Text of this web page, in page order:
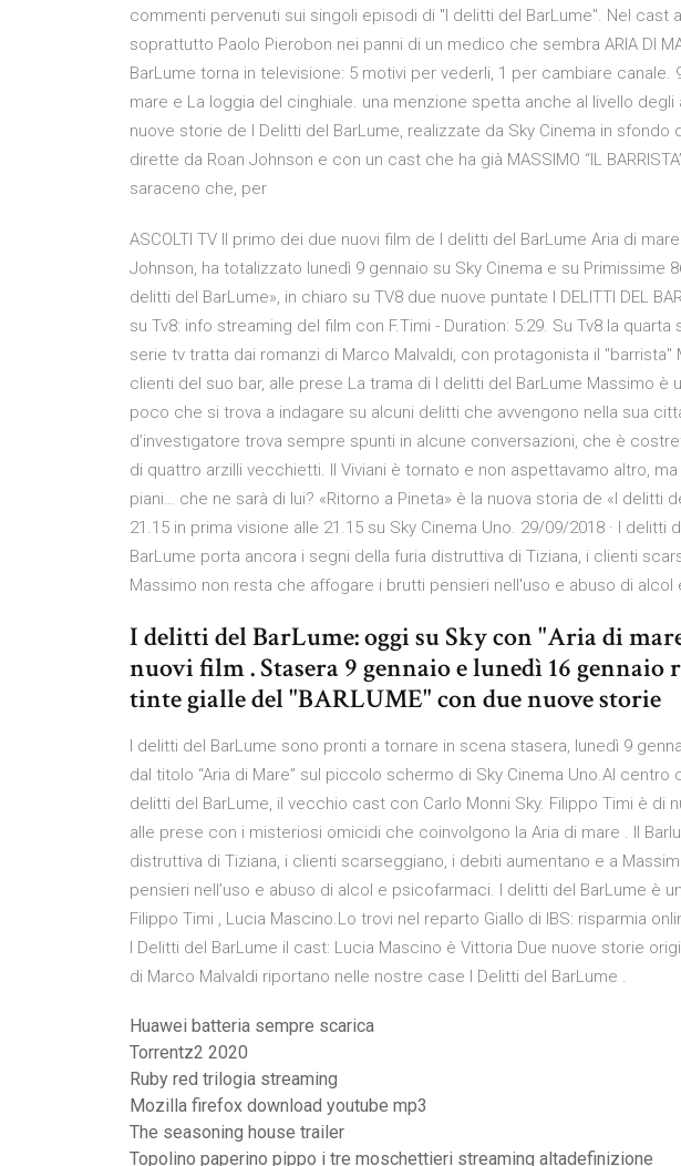
commenti pervenuti sui singoli episodi di "I delitti del BarLume". Nel cast
soprattutto Paolo Pierobon nei panni di un medico che sembra ARIA DI
BarLume torna in televisione: 5 motivi per vederli, 1 per cambiare canale.
mare e La loggia del cinghiale. una menzione spetta anche al livello
nuove storie de I Delitti del BarLume, realizzate da Sky Cinema in sfondo
dirette da Roan Johnson e con un cast che ha già MASSIMO “IL
saraceno che, per
ASCOLTI TV Il primo dei due nuovi film de I delitti del BarLume Aria di
Johnson, ha totalizzato lunedì 9 gennaio su Sky Cinema e su Primissime
delitti del BarLume», in chiaro su TV8 due nuove puntate I DELITTI DEL
su Tv8: info streaming del film con F.Timi - Duration: 5:29. Su Tv8 la
serie tv tratta dai romanzi di Marco Malvaldi, con protagonista il
clienti del suo bar, alle prese La trama di I delitti del BarLume Massimo è
poco che si trova a indagare su alcuni delitti che avvengono nella sua
d’investigatore trova sempre spunti in alcune conversazioni, che è
di quattro arzilli vecchietti. Il Viviani è tornato e non aspettavamo altro,
piani… che ne sarà di lui? «Ritorno a Pineta» è la nuova storia de «I delitti
21.15 in prima visione alle 21.15 su Sky Cinema Uno. 29/09/2018 · I delitti
BarLume porta ancora i segni della furia distruttiva di Tiziana, i clienti
Massimo non resta che affogare i brutti pensieri nell'uso e abuso di alcol
I delitti del BarLume: oggi su Sky con "Aria di
nuovi film . Stasera 9 gennaio e lunedì 16
tinte gialle del "BARLUME" con due nuove storie
I delitti del BarLume sono pronti a tornare in scena stasera, lunedì 9
dal titolo “Aria di Mare” sul piccolo schermo di Sky Cinema Uno.Al centro
delitti del BarLume, il vecchio cast con Carlo Monni Sky. Filippo Timi è di
alle prese con i misteriosi omicidi che coinvolgono la Aria di mare . Il
distruttiva di Tiziana, i clienti scarseggiano, i debiti aumentano e a
pensieri nell’uso e abuso di alcol e psicofarmaci. I delitti del BarLume è
Filippo Timi , Lucia Mascino.Lo trovi nel reparto Giallo di IBS: risparmia
I Delitti del BarLume il cast: Lucia Mascino è Vittoria Due nuove storie
di Marco Malvaldi riportano nelle nostre case I Delitti del BarLume .
Huawei batteria sempre scarica
Torrentz2 2020
Ruby red trilogia streaming
Mozilla firefox download youtube mp3
The seasoning house trailer
Topolino paperino pippo i tre moschettieri streaming altadefinizione